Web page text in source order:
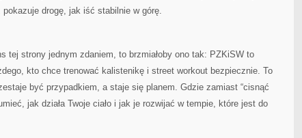
drogę, jak iść stabilnie w górę.
tej strony jednym zdaniem, to brzmiałoby ono tak: PZKiSW to
kto chce trenować kalistenikę i street workout bezpiecznie. To
być przypadkiem, a staje się planem. Gdzie zamiast “cisnąć
jak działa Twoje ciało i jak je rozwijać w tempie, które jest do